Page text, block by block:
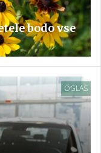
bodo vse
OGLAS